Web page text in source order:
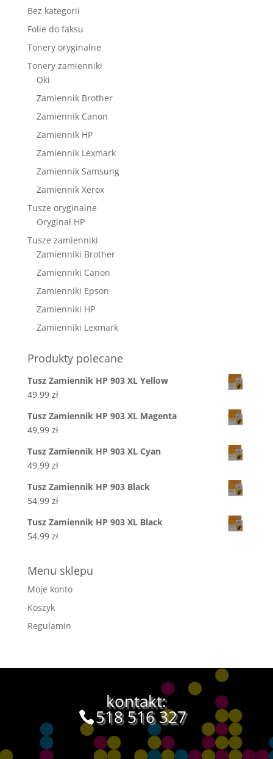
Bez kategorii
Folie do faksu
Tonery oryginalne
Tonery zamienniki
Oki
Zamiennik Brother
Zamiennik Canon
Zamiennik HP
Zamiennik Lexmark
Zamiennik Samsung
Zamiennik Xerox
Tusze oryginalne
Oryginał HP
Tusze zamienniki
Zamienniki Brother
Zamienniki Canon
Zamienniki Epson
Zamienniki HP
Zamienniki Lexmark
Produkty polecane
Tusz Zamiennik HP 903 XL Yellow
49,99 zł
Tusz Zamiennik HP 903 XL Magenta
49,99 zł
Tusz Zamiennik HP 903 XL Cyan
49,99 zł
Tusz Zamiennik HP 903 Black
54,99 zł
Tusz Zamiennik HP 903 XL Black
54,99 zł
Menu sklepu
Moje konto
Koszyk
Regulamin
kontakt:
518 516 327